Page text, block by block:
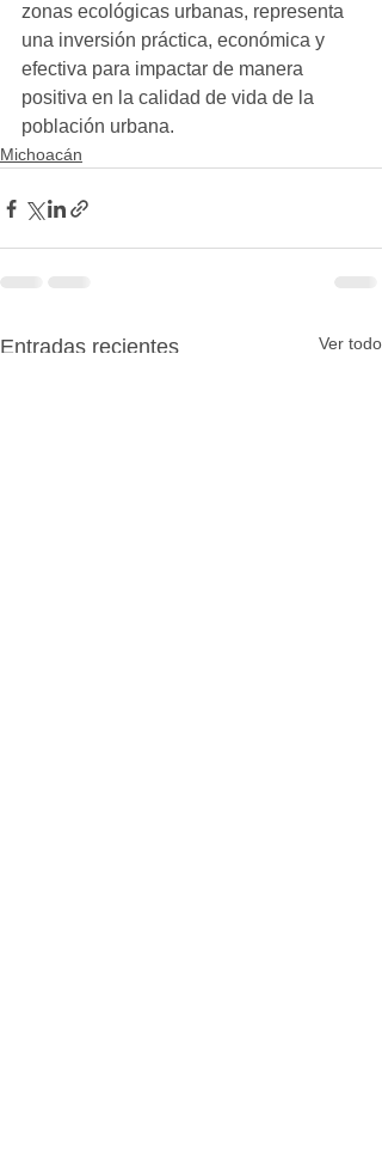
zonas ecológicas urbanas, representa
una inversión práctica, económica y
efectiva para impactar de manera
positiva en la calidad de vida de la
población urbana.
Michoacán
Entradas recientes Ver todo